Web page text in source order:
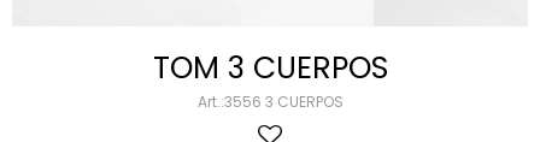
TOM 3 CUERPOS
3556 3 CUERPOS